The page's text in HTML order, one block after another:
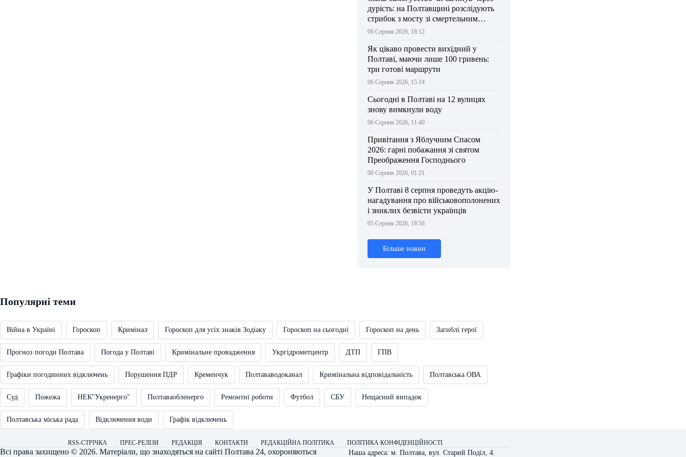
дурість: на Полтавщині розслідують
стрибок з мосту зі смертельним
результатом
06 Серпня 2026, 18:12
Як цікаво провести вихідний у
Полтаві, маючи лише 100 гривень:
три готові маршрути
06 Серпня 2026, 15:14
Сьогодні в Полтаві на 12 вулицях
знову вимкнули воду
06 Серпня 2026, 11:40
Привітання з Яблучним Спасом
2026: гарні побажання зі святом
Преображення Господнього
06 Серпня 2026, 01:21
У Полтаві 8 серпня проведуть акцію-
нагадування про військовополонених
і зниклих безвісти українців
05 Серпня 2026, 18:56
Більше новин
Популярні теми
Війна в Україні Гороскоп Кримінал Гороскоп для усіх знаків Зодіаку Гороскоп на сьогодні Гороскоп на день Загиблі герої
Прогноз погоди Полтава Погода у Полтаві Кримінальне провадження Укргідрометцентр ДТП ГПВ
Графіки погодинних відключень Порушення ПДР Кременчук Полтававодоканал Кримінальна відповідальність Полтавська ОВА
Суд Пожежа НЕК"Укренерго" Полтаваобленерго Ремонтні роботи Футбол СБУ Нещасний випадок
Полтавська міська рада Відключення води Графік відключень
RSS-СТРІЧКА ПРЕС-РЕЛІЗИ РЕДАКЦІЯ КОНТАКТИ РЕДАКЦІЙНА ПОЛІТИКА ПОЛІТИКА КОНФІДЕНЦІЙНОСТІ
Всі права захищено © 2026. Матеріали, що знаходяться на сайті Полтава 24, охороняються
Наша адреса: м. Полтава, вул. Старий Поділ, 4.